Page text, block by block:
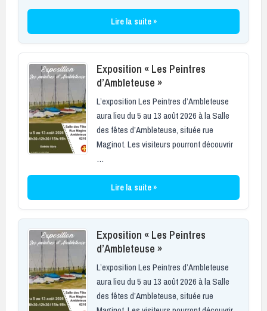
Lire la suite »
Exposition « Les Peintres
d’Ambleteuse »
L’exposition Les Peintres d’Ambleteuse
aura lieu du 5 au 13 août 2026 à la Salle
des fêtes d’Ambleteuse, située rue
Maginot. Les visiteurs pourront découvrir
…
Lire la suite »
Exposition « Les Peintres
d’Ambleteuse »
L’exposition Les Peintres d’Ambleteuse
aura lieu du 5 au 13 août 2026 à la Salle
des fêtes d’Ambleteuse, située rue